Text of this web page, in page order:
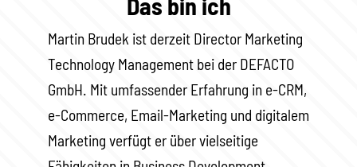
Martin Brudek ist derzeit Director Marketing
Technology Management bei der DEFACTO
GmbH. Mit umfassender Erfahrung in e-CRM,
e-Commerce, Email-Marketing und digitalem
Marketing verfügt er über vielseitige